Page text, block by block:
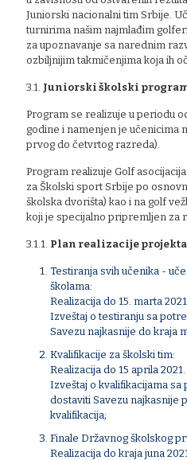
Juniorski nacionalni tim Srbije.
turnirima našim najmlađim
za upoznavanje sa narednim
ozbiljnijim takmičenjima koja ih
3.1. Juniorski školski
Program se realizuje u periodu
godine i namenjen je učenicima
prvog do četvrtog razreda).
Program realizuje Golf
za Školski sport Srbije po
školska dvorišta) kao i na golf
koji je specijalno pripremljen za
3.1.1. Plan realizacije projekta
Testiranja svih učenika -
školama:
Realizacija do 15. marta
Izveštaj o testiranju sa
Savezu najkasnije do kraja
Kvalifikacije za školski tim:
Realizacija do 15 aprila 2021.
Izveštaj o kvalifikacijama
dostaviti Savezu najkasnije
kvalifikacija;
Finale Državnog školskog
Realizacija do kraja juna